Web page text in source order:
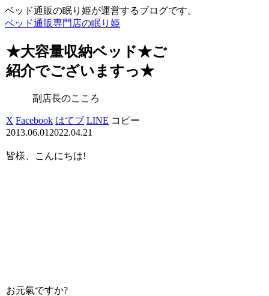
ベッド通販の眠り姫が運営するブログです。
ベッド通販専門店の眠り姫
★大容量収納ベッド★ご
紹介でございますっ★
副店長のこころ
X Facebook はてブ LINE コピー
2013.06.01 2022.04.21
皆様、こんにちは!
お元氣ですか?